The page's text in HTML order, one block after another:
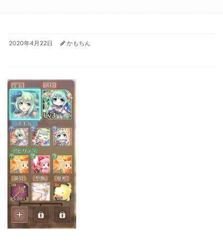
2020年4月22日 かもちん